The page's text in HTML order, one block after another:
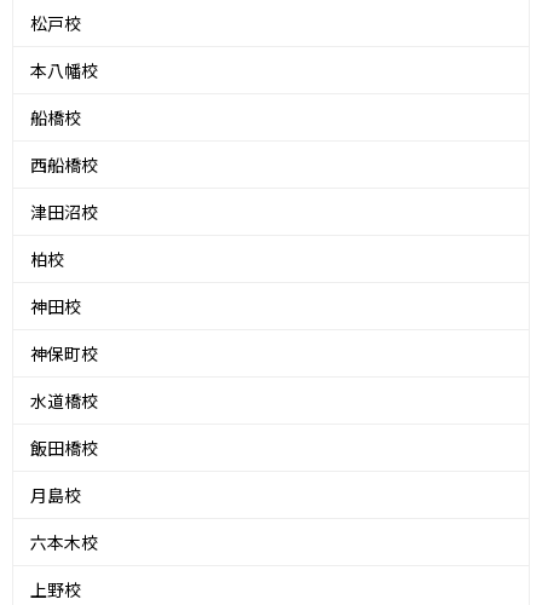
松戸校
本八幡校
船橋校
西船橋校
津田沼校
柏校
神田校
神保町校
水道橋校
飯田橋校
月島校
六本木校
上野校